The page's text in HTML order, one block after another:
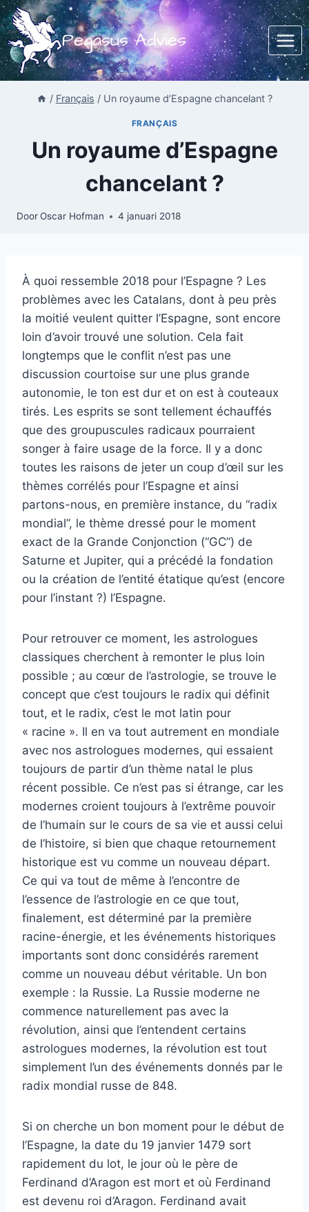
Doorgaan
naar
inhoud
Pegasus Advies
/ Français / Un royaume d’Espagne chancelant ?
FRANÇAIS
Un royaume d’Espagne
chancelant ?
DoorOscar Hofman 4 januari 2018
À quoi ressemble 2018 pour l’Espagne ? Les
problèmes avec les Catalans, dont à peu près
la moitié veulent quitter l’Espagne, sont encore
loin d’avoir trouvé une solution. Cela fait
longtemps que le conflit n’est pas une
discussion courtoise sur une plus grande
autonomie, le ton est dur et on est à couteaux
tirés. Les esprits se sont tellement échauffés
que des groupuscules radicaux pourraient
songer à faire usage de la force. Il y a donc
toutes les raisons de jeter un coup d’œil sur les
thèmes corrélés pour l’Espagne et ainsi
partons-nous, en première instance, du “radix
mondial”, le thème dressé pour le moment
exact de la Grande Conjonction (“GC”) de
Saturne et Jupiter, qui a précédé la fondation
ou la création de l’entité étatique qu’est (encore
pour l’instant ?) l’Espagne.
Pour retrouver ce moment, les astrologues
classiques cherchent à remonter le plus loin
possible ; au cœur de l’astrologie, se trouve le
concept que c’est toujours le radix qui définit
tout, et le radix, c’est le mot latin pour
« racine ». Il en va tout autrement en mondiale
avec nos astrologues modernes, qui essaient
toujours de partir d’un thème natal le plus
récent possible. Ce n’est pas si étrange, car les
modernes croient toujours à l’extrême pouvoir
de l’humain sur le cours de sa vie et aussi celui
de l’histoire, si bien que chaque retournement
historique est vu comme un nouveau départ.
Ce qui va tout de même à l’encontre de
l’essence de l’astrologie en ce que tout,
finalement, est déterminé par la première
racine-énergie, et les événements historiques
importants sont donc considérés rarement
comme un nouveau début véritable. Un bon
exemple : la Russie. La Russie moderne ne
commence naturellement pas avec la
révolution, ainsi que l’entendent certains
astrologues modernes, la révolution est tout
simplement l’un des événements donnés par le
radix mondial russe de 848.
Si on cherche un bon moment pour le début de
l’Espagne, la date du 19 janvier 1479 sort
rapidement du lot, le jour où le père de
Ferdinand d’Aragon est mort et où Ferdinand
est devenu roi d’Aragon. Ferdinand avait